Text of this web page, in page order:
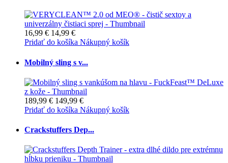
16,99 € 14,99 €
Pridať do košíka Nákupný košík
Mobilný sling s v...
189,99 € 149,99 €
Pridať do košíka Nákupný košík
Crackstuffers Dep...